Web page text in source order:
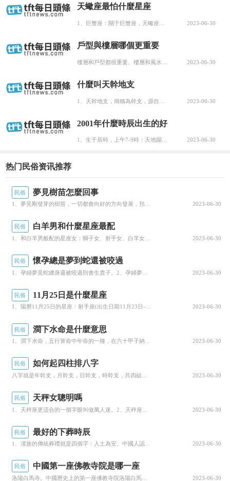
又寄托着侗族人美好的願望，是侗寨的又一個标志
性建笕。風水林在寨邊或寨後，既可美化環境，又
是村民心中神聖之地，人們将風水林的枯榮視為整
個村子盛衰的先兆。
圖 1 侗族村寨
下面是幾個享譽中外的侗寨。
竹坪侗寨：竹坪侗寨是貴州省黔東南苗族侗族
公裡，距岩洞鎮政府所在地有9公裡。由寨老、寨
成，各個自然寨之間相隔不到1裡路，曆史上稱為
“三百竹坪”，是方圓百裡較有名的侗族村寨。竹
坪，侗語稱為“覺丙”，意為蒼翠的竹林中的坪子，
又含有掄拳将瘟疫驅出境内的意思。竹坪是個美麗
的村寨，四周山巒環抱，古樹參天，一條潔自如玉
帶的小溪環繞過村前。走近村口，一座古樸的石橋
和花亭把村寨點綴成詩情畫意的小橋流水人家風
景；寨中聳立着雄壯的鼓樓，以及布局整齊、工藝
精美的花街和青石闆路面，加上獨特的侗族幹欄式
建築民居，風景優美如畫。
天蠍座最怕什麼星座
2023-06-30
戶型與樓層哪個更重要
2023-06-30
什麼叫天幹地支
2023-06-30
2001年什麼時辰出生的好
1、生于辰時，上午7-9時：天地賜福，順水行舟，如月之恒，如日之升，貴人得力，不謀自取，紫微高照，不... 2023-06-30
热门民俗资讯推荐
民俗 夢見樹苗怎麼回事
2023-06-30
民俗 白羊男和什麼星座最配
1、和白羊男般配的星座女：獅子女、射手女、白羊女。2、白羊座男生在很多人的心目中，是熱情自信的代表。... 2023-06-30
民俗 懷孕總是夢到蛇還被咬過
1、孕婦夢見蛇纏身還被咬過則會生貴子。2、孕婦夢見蛇還被咬過，多是得子的胎夢。夢見很多蛇，有生的雙胞... 2023-06-30
民俗 11月25日是什麼星座
1、陽曆11月25日的星座：射手座(出生日期11月23日-12月21日)。2、這一座的人性格開朗，思... 2023-06-30
民俗 澗下水命是什麼意思
2023-06-30
民俗 如何起四柱排八字
2023-06-30
民俗 天秤女聰明嗎
2023-06-30
民俗 最好的下葬時辰
1、漢族的傳統葬禮就是四個字：入土為安。中國人認為。人來自天地間，必将回歸于天地間。2、所以，人死後... 2023-06-30
民俗 中國第一座佛教寺院是哪一座
洛陽白馬寺。中國曆史上的第一座佛教寺院洛陽白馬寺，是佛教傳入中國後由官府興建的第一座寺院。它建于東漢... 2023-06-30